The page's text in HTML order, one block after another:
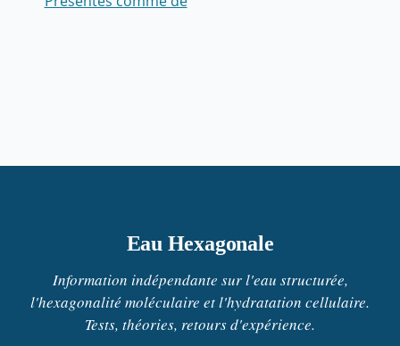
Eau Hexagonale
Information indépendante sur l'eau structurée,
l'hexagonalité moléculaire et l'hydratation cellulaire.
Tests, théories, retours d'expérience.